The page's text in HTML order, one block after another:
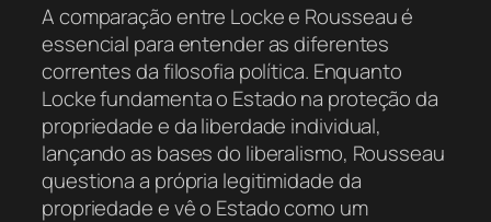
A comparação entre Locke e Rousseau é
essencial para entender as diferentes
correntes da filosofia política. Enquanto
Locke fundamenta o Estado na proteção da
propriedade e da liberdade individual,
lançando as bases do liberalismo, Rousseau
questiona a própria legitimidade da
propriedade e vê o Estado como um